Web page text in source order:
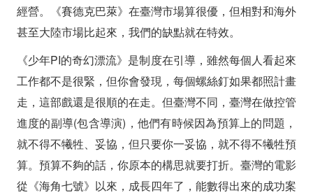
經營。《賽德克巴萊》在臺灣市場算很優，但相對和海外
甚至大陸市場比起來，我們的缺點就在特效。
《少年PI的奇幻漂流》是制度在引導，雖然每個人看起來
工作都不是很緊，但你會發現，每個螺絲釘如果都照計畫
走，這部戲還是很順的在走。但臺灣不同，臺灣在做控管
進度的副導(包含導演)，他們有時候因為預算上的問題，
就不得不犧牲、妥協，但只要你一妥協，就不得不犧牲預
算。預算不夠的話，你原本的構思就要打折。臺灣的電影
從《海角七號》以來，成長四年了，能數得出來的成功案